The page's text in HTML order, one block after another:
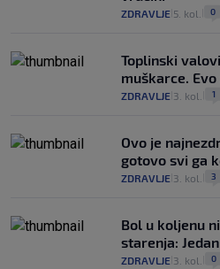
ZDRAVLJE 5. kol. 0
Toplinski
muškarce.
ZDRAVLJE 3. kol. 1
Ovo je
gotovo svi ga
ZDRAVLJE 3. kol. 3
Bol u koljenu
starenja:
ZDRAVLJE 3. kol. 0